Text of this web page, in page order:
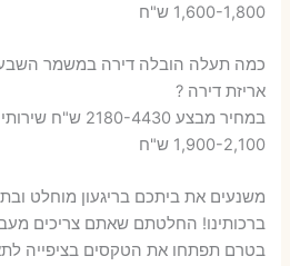
1,600-1,800 ש"ח
אריזת דירה ?
במחיר מבצע 2180-
1,900-2,100 ש"ח
משנעים את ביתכם בריגעון מוחלט
ברכותינו! החלטתם שאתם צריכים
בטרם תפתחו את הטקסים בציפייה